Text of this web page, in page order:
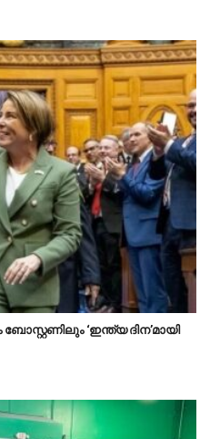
‘ഇന്ത്യ ദിന’മായി